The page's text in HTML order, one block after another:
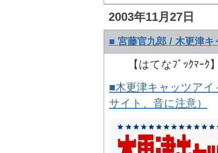
2003年11月27日
■ 宮藤官九郎 / 木更津キ
【はてなﾌﾞｯｸﾏｰｸ
■木更津キャッツア
サイト、音に注意）